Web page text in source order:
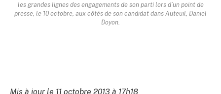
les grandes lignes des engagements de son parti lors d’un point de
presse, le 10 octobre, aux côtés de son candidat dans Auteuil, Daniel
Doyon.
Mis à jour le 11 octobre 2013 à 17h18